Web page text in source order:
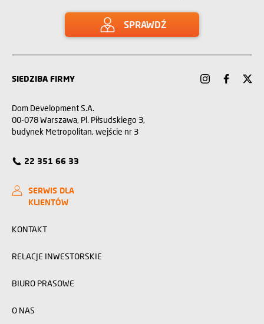
SPRAWDŹ
SIEDZIBA FIRMY
Dom Development S.A.
00-078 Warszawa, Pl. Piłsudskiego 3,
budynek Metropolitan, wejście nr 3
22 351 66 33
SERWIS DLA
KLIENTÓW
KONTAKT
RELACJE INWESTORSKIE
BIURO PRASOWE
O NAS